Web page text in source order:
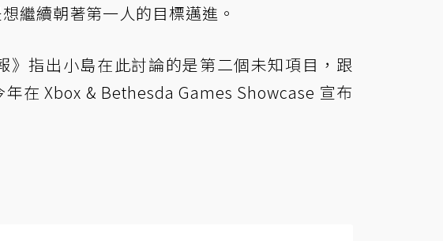
繼續朝著第一人的目標邁進。
》指出小島在此討論的是第二個未知項目，跟
在 Xbox & Bethesda Games Showcase 宣布